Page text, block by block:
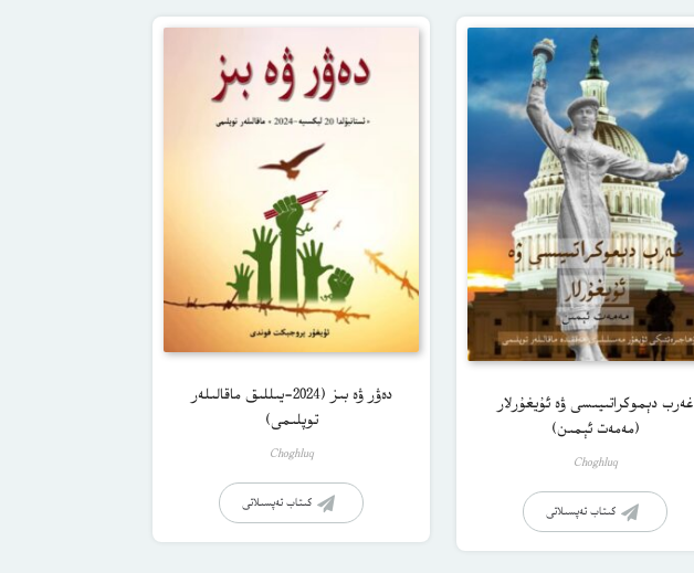
غەرب دېموكراتىيىسى ۋە ئۇيغۇرلار
(مەمەت ئېمىن)
Choghluq
كىتاب تەپسىلاتى
دەۋر ۋە بىز (2024-يىللىق ماقالىلەر
توپلىمى)
Choghluq
كىتاب تەپسىلاتى